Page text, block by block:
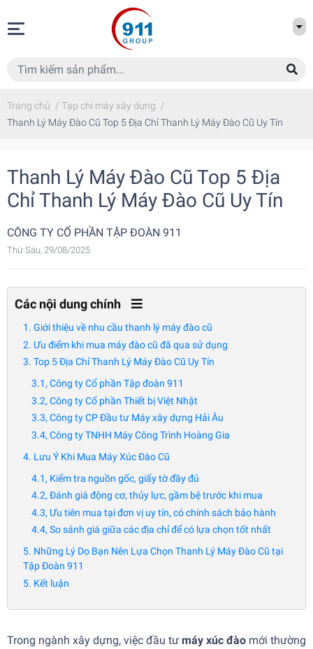
Trang chủ / Tạp chí máy xây dựng /
Thanh Lý Máy Đào Cũ Top 5 Địa Chỉ Thanh Lý Máy Đào Cũ Uy Tín
Thanh Lý Máy Đào Cũ Top 5 Địa
Chỉ Thanh Lý Máy Đào Cũ Uy Tín
CÔNG TY CỔ PHẦN TẬP ĐOÀN 911
Thứ Sáu, 29/08/2025
Các nội dung chính
1. Giới thiệu về nhu cầu thanh lý máy đào cũ
2. Ưu điểm khi mua máy đào cũ đã qua sử dụng
3. Top 5 Địa Chỉ Thanh Lý Máy Đào Cũ Uy Tín
3.1, Công ty Cổ phần Tập đoàn 911
3.2, Công ty Cổ phần Thiết bị Việt Nhật
3.3, Công ty CP Đầu tư Máy xây dựng Hải Âu
3.4, Công ty TNHH Máy Công Trình Hoàng Gia
4. Lưu Ý Khi Mua Máy Xúc Đào Cũ
4.1, Kiểm tra nguồn gốc, giấy tờ đầy đủ
4.2, Đánh giá động cơ, thủy lực, gầm bệ trước khi mua
4.3, Ưu tiên mua tại đơn vị uy tín, có chính sách bảo hành
4.4, So sánh giá giữa các địa chỉ để có lựa chọn tốt nhất
5. Những Lý Do Bạn Nên Lựa Chọn Thanh Lý Máy Đào Cũ tại
Tập Đoàn 911
5. Kết luận
Trong ngành xây dựng, việc đầu tư máy xúc đào mới thường